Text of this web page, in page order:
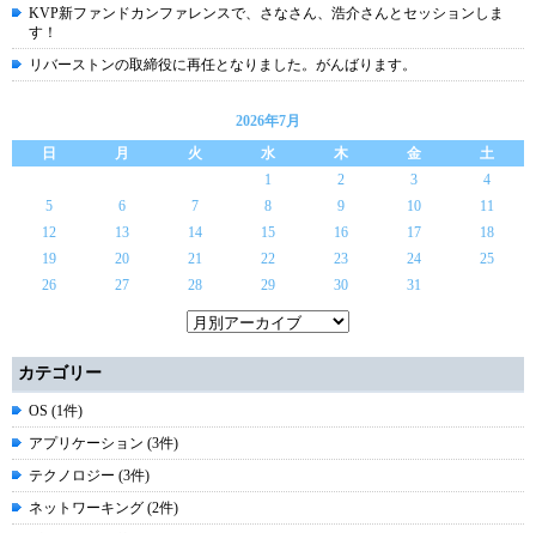
KVP新ファンドカンファレンスで、さなさん、浩介さんとセッションしま
す！
リバーストンの取締役に再任となりました。がんばります。
2026年7月
日
月 火 水 木 金
土
1
2 3
4
5
6 7 8 9 10
11
12
13 14 15 16 17
18
19
20 21 22 23 24
25
26
27 28 29 30 31
カテゴリー
OS (1件)
アプリケーション (3件)
テクノロジー (3件)
ネットワーキング (2件)